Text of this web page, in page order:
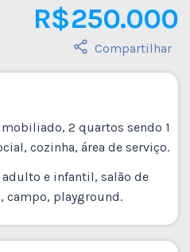
R$ 250.000
Compartilhar
2 quartos sendo 1
cozinha, área de serviço.
e infantil, salão de
campo, playground.